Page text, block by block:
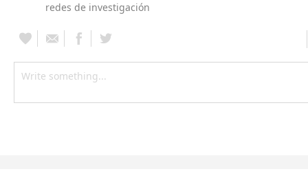
redes de investigación